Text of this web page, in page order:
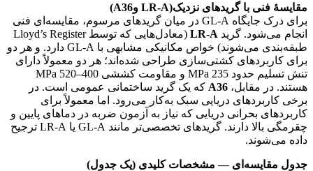
مقایسهٔ فنی با گریدهای نزدیک(LR‑A وA36)
برای درک جایگاه GL‑A در میان گریدهای مرسوم، مقایسه‌ای فنی
انجام می‌شود. گرید LR‑A
(معادل‌هایی که توسط Lloyd’s Register
طبقه‌بندی می‌شوند) خواص مکانیکی مشابهی با GL‑A دارد. و هر دو
برای کاربردهای کشتی‌سازی طراحی شده‌اند؛ هر دو معمولاً دارای
تنش تسلیم حدود 235 MPa و مقاومت کششی 400–520 MPa
هستند. در مقابل، A36 که یک گرید ساختمانی عمومی است. در
برخی کاربردهای دریایی سبک به‌کار می‌رود. اما معمولاً برای
کاربردهای بحرانی دریایی که نیاز به آزمون ضربه در دماهای پایین و
چقرمگی بالا دارند. گریدهای تخصصی‌تر مانند GL‑A یا LR‑A ترجیح
داده می‌شوند.
جدول مقایسه‌ای — مشخصات کلیدی (یک جدول)